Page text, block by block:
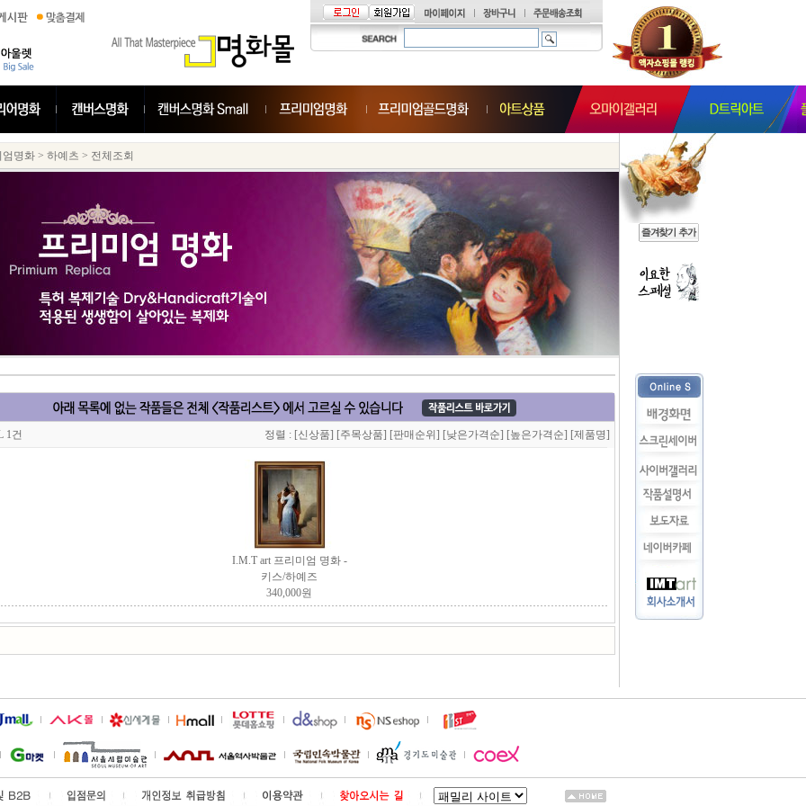
엄명화 > 하예츠 > 전체조회
1건 정렬 : [신상품] [주목상품] [판매순위] [낮은가격순] [높은가격순] [제품명]
I.M.T art 프리미엄 명화 -
키스/하예즈
340,000원